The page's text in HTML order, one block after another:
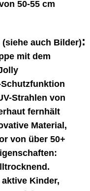
50-55 cm
(siehe auch Bilder):
mit dem
Strahlen von
fernhält
Material,
von über 50+
Kinder,